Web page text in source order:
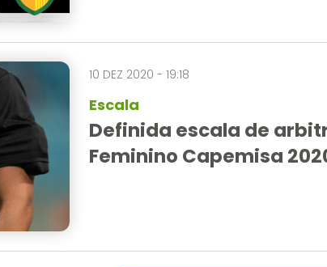
10 DEZ 2020 - 19:18
Escala
Definida escala de
Feminino Capemisa